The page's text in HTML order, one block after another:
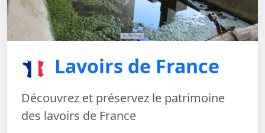
Lavoirs de France
Découvrez et préservez le patrimoine
des lavoirs de France